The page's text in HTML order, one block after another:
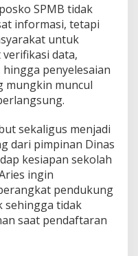
SPMB tidak
informasi, tetapi
untuk
data,
penyelesaian
mungkin muncul
sekaligus menjadi
dari pimpinan Dinas
kesiapan sekolah
ingin
pendukung
sehingga tidak
saat pendaftaran